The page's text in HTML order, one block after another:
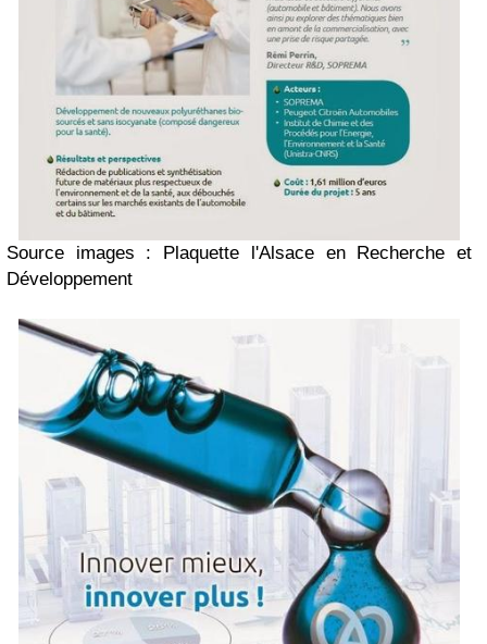
Source images : Plaquette l'Alsace en Recherche et
Développement